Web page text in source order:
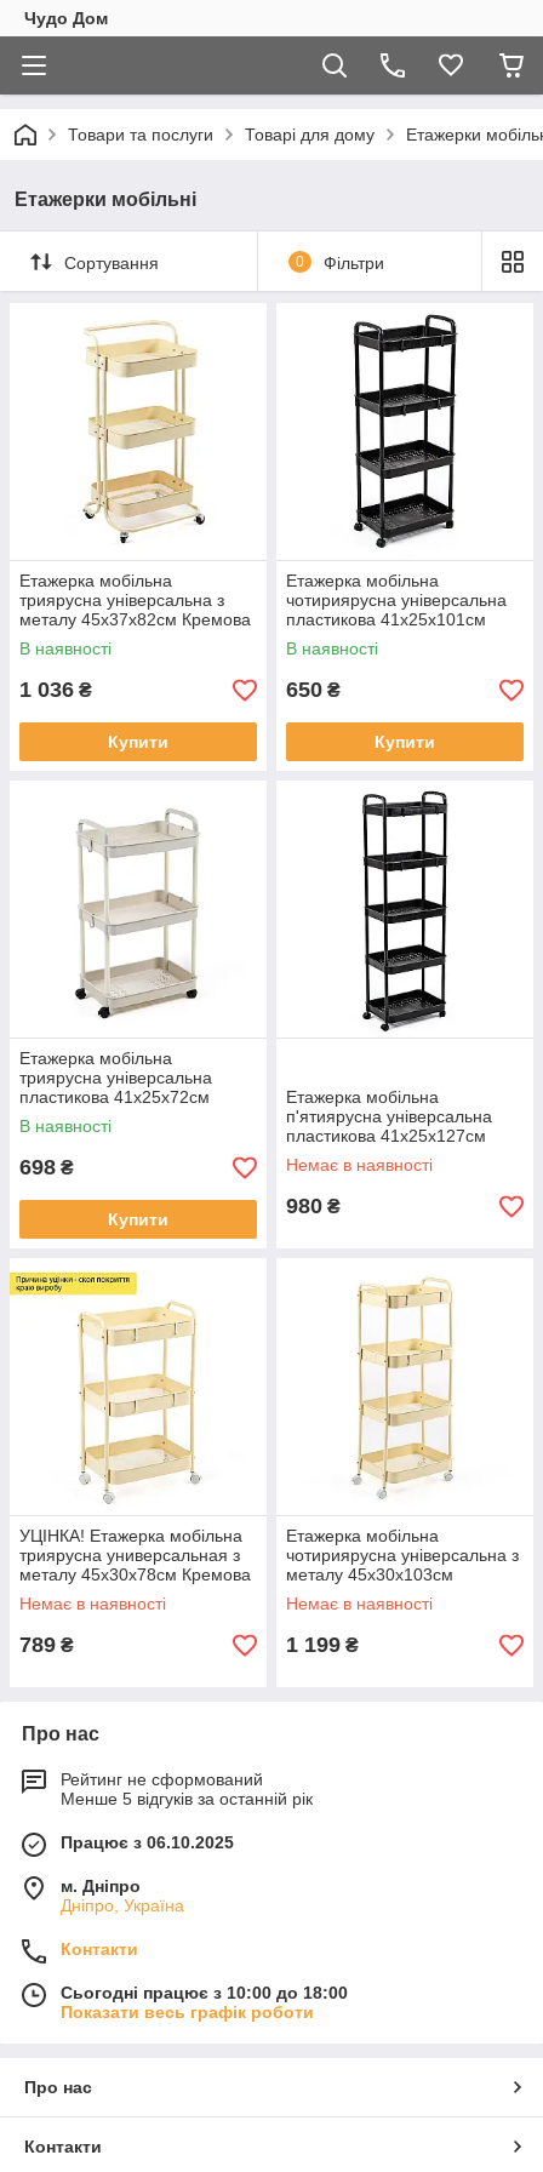
Чудо Дом
Товари та послуги Товарі для дому Етажерки
Етажерки мобільні
Сортування 0 Фільтри
Етажерка мобільна
триярусна універсальна з
металу 45х37х82см Кремова
SW-00002105
В наявності
1 036 ₴
Купити
Етажерка мобільна
чотириярусна універсальна
пластикова 41х25х101см
Чорна SW-00002108
В наявності
650 ₴
Купити
Етажерка мобільна
триярусна універсальна
пластикова 41х25х72см
Слонова кістка SW-00002435
В наявності
698 ₴
Купити
Етажерка мобільна
п'ятиярусна універсальна
пластикова 41х25х127см
Чорна SW-00002109
Немає в наявності
980 ₴
УЦІНКА! Етажерка мобільна
триярусна универсальная з
металу 45х30х78см Кремова
SW-00002113
Немає в наявності
789 ₴
Етажерка мобільна
чотириярусна універсальна з
металу 45х30х103см
Кремова SW-00002114
Немає в наявності
1 199 ₴
Про нас
Рейтинг не сформований
Менше 5 відгуків за останній рік
Працює з 06.10.2025
м. Дніпро
Дніпро, Україна
Контакти
Сьогодні працює з 10:00 до 18:00
Показати весь графік роботи
Про нас
Контакти